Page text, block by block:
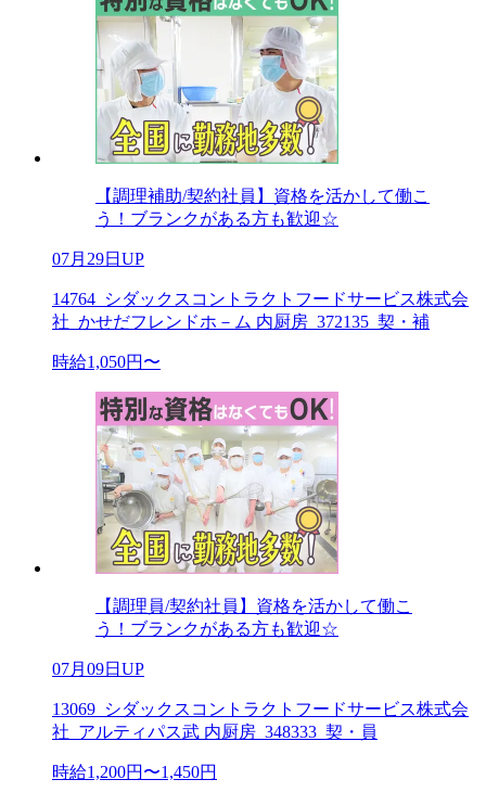
【調理補助/契約社員】資格を活かして働こ
う！ブランクがある方も歓迎☆
07月29日UP
14764_シダックスコントラクトフードサービス株式会
社_かせだフレンドホ－ム 内厨房_372135_契・補
時給1,050円〜
【調理員/契約社員】資格を活かして働こ
う！ブランクがある方も歓迎☆
07月09日UP
13069_シダックスコントラクトフードサービス株式会
社_アルティパス武 内厨房_348333_契・員
時給1,200円〜1,450円